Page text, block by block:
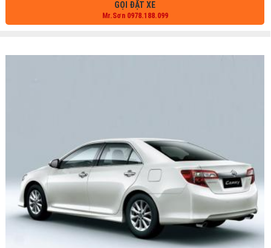
GỌI ĐẶT XE
Mr.Sơn 0978.188.099